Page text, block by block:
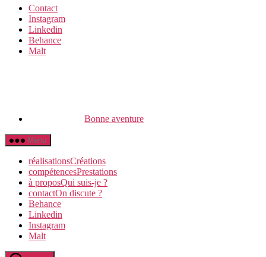
Contact
Instagram
Linkedin
Behance
Malt
Bonne aventure
Menu
réalisationsCréations
compétencesPrestations
à proposQui suis-je ?
contactOn discute ?
Behance
Linkedin
Instagram
Malt